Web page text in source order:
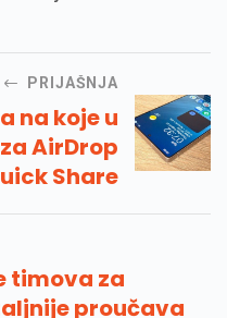
PRIJAŠNJA
na koje u
AirDrop
Share
timova za
proučava